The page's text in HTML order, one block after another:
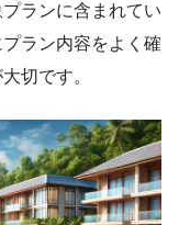
ランに含まれてい
ラン内容をよく確
切です。